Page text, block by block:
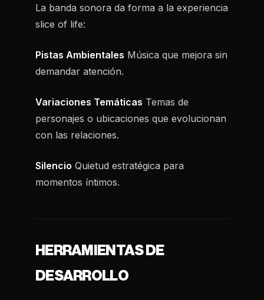
La banda sonora da forma a la experiencia
slice of life:
Pistas Ambientales Música que mejora sin
demandar atención.
Variaciones Temáticas Temas de
personajes o ubicaciones que evolucionan
con las relaciones.
Silencio Quietud estratégica para
momentos íntimos.
HERRAMIENTAS DE
DESARROLLO